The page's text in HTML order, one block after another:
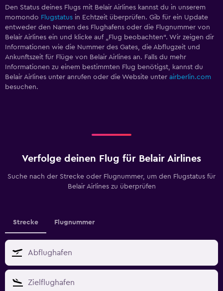
Den Status deines Flugs mit Belair Airlines kannst du in unserem
momondo Flugstatus in Echtzeit überprüfen. Gib für ein Update
entweder den Namen des Flughafens oder die Flugnummer von
Belair Airlines ein und klicke auf „Flug beobachten“. Wir zeigen dir
Informationen wie die Nummer des Gates, die Abflugzeit und
Ankunftszeit für Flüge von Belair Airlines an. Falls du mehr
Informationen zu einem bestimmten Flug benötigst, kannst du
Belair Airlines unter anrufen oder die Website unter airberlin.com
besuchen.
Verfolge deinen Flug für Belair Airlines
Suche nach der Strecke oder Flugnummer, um den Flugstatus für
Belair Airlines zu überprüfen
Strecke Flugnummer